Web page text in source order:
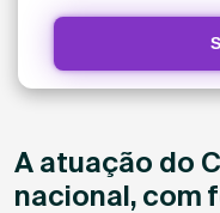
A atuação do
nacional, com